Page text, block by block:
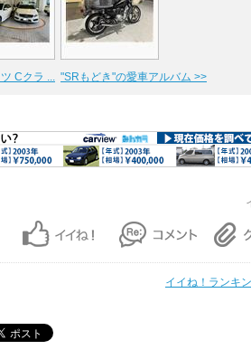
Cクラ ... "SRもどき"の愛車アルバム >>
イイね！ランキ